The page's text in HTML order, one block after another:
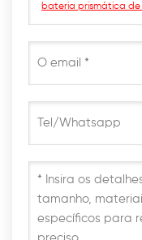
bateria prismática de